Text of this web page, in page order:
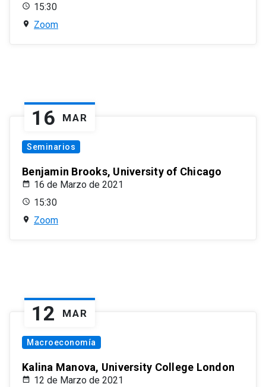
15:30
Zoom
16 MAR
Seminarios
Benjamin Brooks, University of Chicago
16 de Marzo de 2021
15:30
Zoom
12 MAR
Macroeconomía
Kalina Manova, University College London
12 de Marzo de 2021